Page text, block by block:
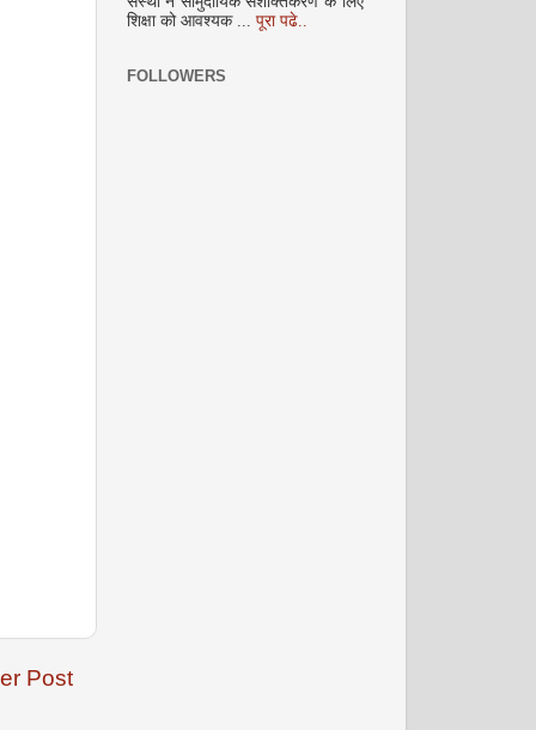
Post
अक्टूबर 2008
शिक्षा को आवश्यक ... पूरा पढे..
FOLLOWERS